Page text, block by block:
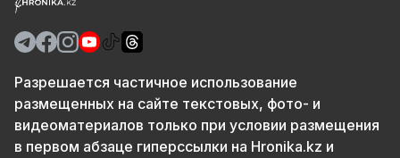
Разрешается частичное использование
размещенных на сайте текстовых, фото- и
видеоматериалов только при условии размещения
в первом абзаце гиперссылки на Hronika.kz и